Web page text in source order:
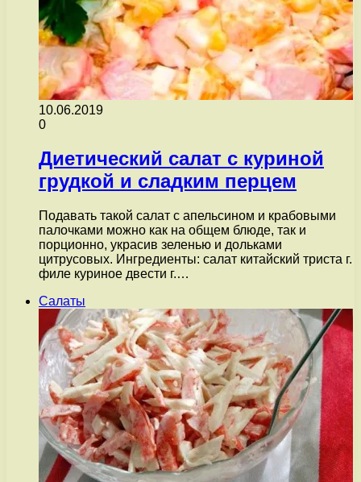
10.06.2019
0
Диетический салат с куриной
грудкой и сладким перцем
Подавать такой салат с апельсином и крабовыми
палочками можно как на общем блюде, так и
порционно, украсив зеленью и дольками
цитрусовых. Ингредиенты: салат китайский триста г.
филе куриное двести г.…
Салаты